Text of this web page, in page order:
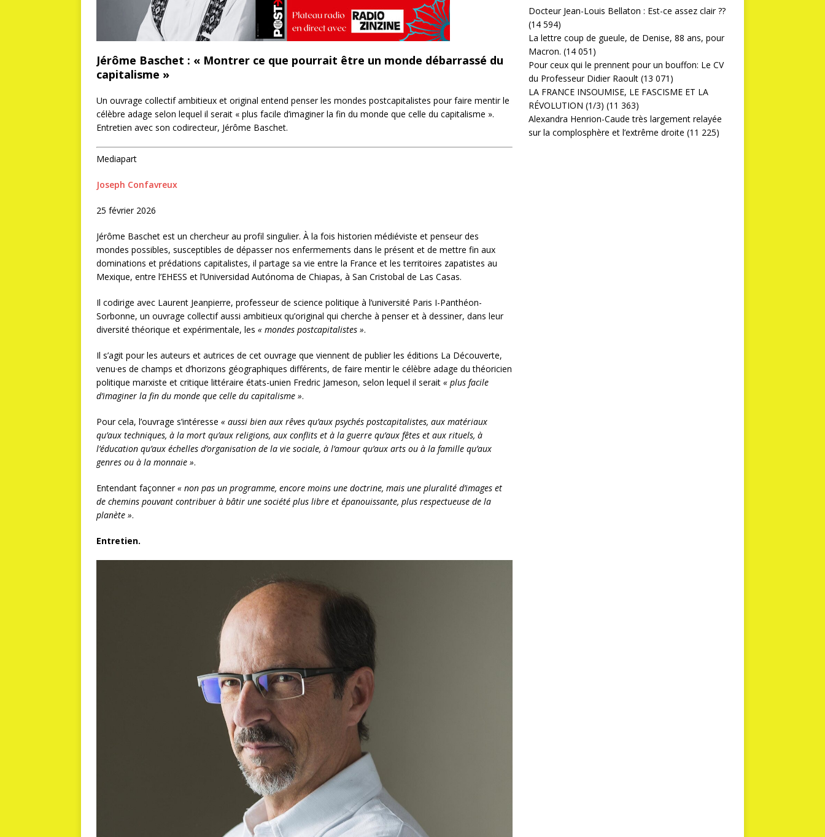
Jérôme Baschet : « Montrer ce que pourrait être un monde débarrassé du
capitalisme »
Un ouvrage collectif ambitieux et original entend penser les mondes postcapitalistes pour faire mentir le
célèbre adage selon lequel il serait « plus facile d’imaginer la fin du monde que celle du capitalisme ».
Entretien avec son codirecteur, Jérôme Baschet.
Mediapart
Joseph Confavreux
25 février 2026
Jérôme Baschet est un chercheur au profil singulier. À la fois historien médiéviste et penseur des
mondes possibles, susceptibles de dépasser nos enfermements dans le présent et de mettre fin aux
dominations et prédations capitalistes, il partage sa vie entre la France et les territoires zapatistes au
Mexique, entre l’EHESS et l’Universidad Autónoma de Chiapas, à San Cristobal de Las Casas.
Il codirige avec Laurent Jeanpierre, professeur de science politique à l’université Paris I-Panthéon-
Sorbonne, un ouvrage collectif aussi ambitieux qu’original qui cherche à penser et à dessiner, dans leur
diversité théorique et expérimentale, les « mondes postcapitalistes ».
Il s’agit pour les auteurs et autrices de cet ouvrage que viennent de publier les éditions La Découverte,
venu·es de champs et d’horizons géographiques différents, de faire mentir le célèbre adage du théoricien
politique marxiste et critique littéraire états-unien Fredric Jameson, selon lequel il serait « plus facile
d’imaginer la fin du monde que celle du capitalisme ».
Pour cela, l’ouvrage s’intéresse « aussi bien aux rêves qu’aux psychés postcapitalistes, aux matériaux
qu’aux techniques, à la mort qu’aux religions, aux conflits et à la guerre qu’aux fêtes et aux rituels, à
l’éducation qu’aux échelles d’organisation de la vie sociale, à l’amour qu’aux arts ou à la famille qu’aux
genres ou à la monnaie ».
Entendant façonner« non pas un programme, encore moins une doctrine, mais une pluralité d’images et
de chemins pouvant contribuer à bâtir une société plus libre et épanouissante, plus respectueuse de la
planète ».
Entretien.
Docteur Jean-Louis Bellaton : Est-ce assez clair ??
(14 594)
La lettre coup de gueule, de Denise, 88 ans, pour
Macron. (14 051)
Pour ceux qui le prennent pour un bouffon: Le CV
du Professeur Didier Raoult (13 071)
LA FRANCE INSOUMISE, LE FASCISME ET LA
RÉVOLUTION (1/3) (11 363)
Alexandra Henrion-Caude très largement relayée
sur la complosphère et l’extrême droite (11 225)